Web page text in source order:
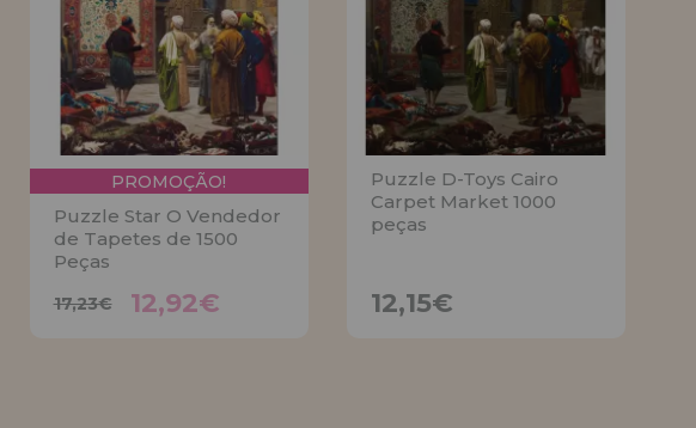
LIQUIDAÇÕES
EM FORMAÇÃO
info@casadopuzzle.pt
PROMOÇÃO!
Puzzle Star O Vendedor
de Tapetes de 1500
Peças
17,23€ 12,92€
Puzzle D-Toys Cairo
Carpet Market 1000
peças
12,15€